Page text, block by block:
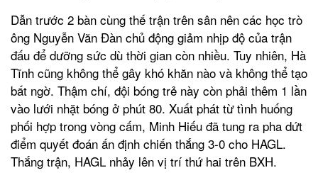
Dẫn trước 2 bàn cùng thế trận trên sân nên các học trò
ông Nguyễn Văn Đàn chủ động giảm nhịp độ của trận
đấu để dưỡng sức dù thời gian còn nhiều. Tuy nhiên, Hà
Tĩnh cũng không thể gây khó khăn nào và không thể tạo
bất ngờ. Thậm chí, đội bóng trẻ này còn phải thêm 1 lần
vào lưới nhặt bóng ở phút 80. Xuất phát từ tình huống
phối hợp trong vòng cấm, Minh Hiếu đã tung ra pha dứt
điểm quyết đoán ấn định chiến thắng 3-0 cho HAGL.
Thắng trận, HAGL nhảy lên vị trí thứ hai trên BXH.